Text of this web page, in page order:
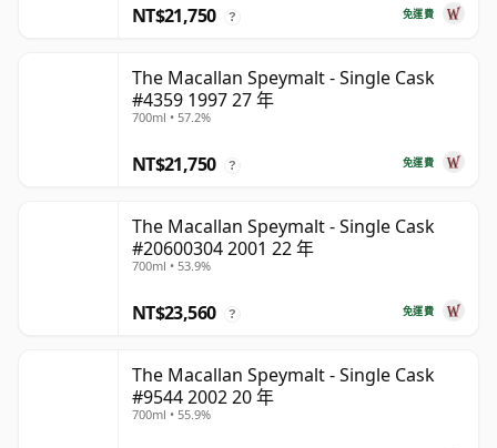
免運費
NT$21,750 ?
The Macallan Speymalt - Single Cask
#4359 1997 27 年
700ml • 57.2%
免運費
NT$21,750 ?
The Macallan Speymalt - Single Cask
#20600304 2001 22 年
700ml • 53.9%
免運費
NT$23,560 ?
The Macallan Speymalt - Single Cask
#9544 2002 20 年
700ml • 55.9%